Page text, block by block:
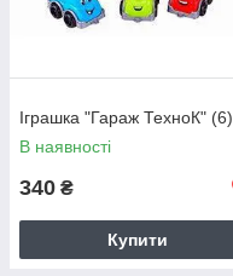
Іграшка "Гараж ТехноК" (6)
В наявності
340 ₴
Купити